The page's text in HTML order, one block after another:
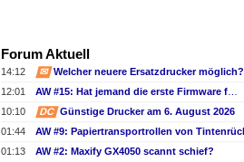
Forum Aktuell
14:12
✉ Welcher neuere Ersatzdrucker möglich?
12:01
10:10
DC Günstige Drucker am 6. August 2026
01:44
01:13
AW #2: Maxify GX4050 scannt schief?